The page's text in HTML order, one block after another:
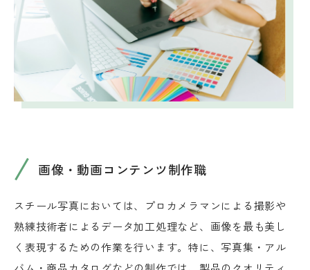
画像・動画コンテンツ制作職
スチール写真においては、プロカメラマンによる撮影や
熟練技術者によるデータ加工処理など、画像を最も美し
く表現するための作業を行います。特に、写真集・アル